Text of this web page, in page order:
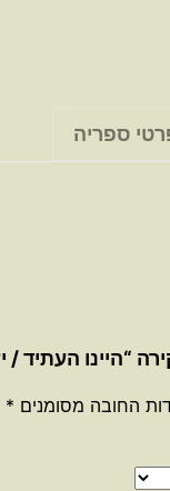
ספריה
“היינו העתיד /
החובה מסומנים *